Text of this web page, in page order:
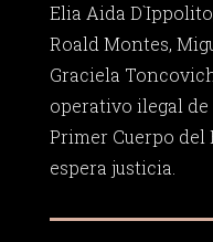
Elia Aida
Roald Montes,
Graciela
operativo ilegal
Primer Cuerpo del
espera justicia.